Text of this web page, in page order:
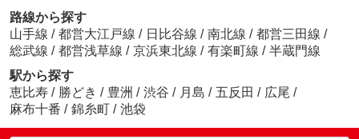
路線から探す
山手線 / 都営大江戸線 / 日比谷線 / 南北線 / 都営三田線 /
総武線 / 都営浅草線 / 京浜東北線 / 有楽町線 / 半蔵門線
駅から探す
恵比寿 / 勝どき / 豊洲 / 渋谷 / 月島 / 五反田 / 広尾 /
麻布十番 / 錦糸町 / 池袋